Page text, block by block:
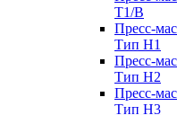
T1/B
Пресс-
Тип H1
Пресс-
Тип H2
Пресс-
Тип H3